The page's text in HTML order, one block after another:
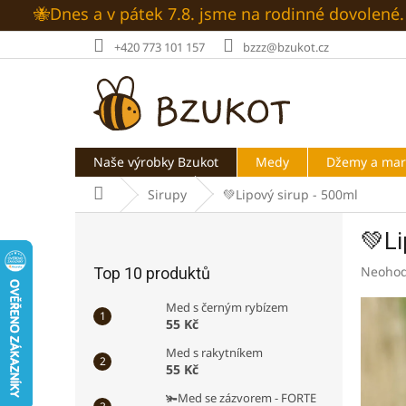
🐝Dnes a v pátek 7.8. jsme na rodinné
+420 773 101 157 bzzz@bzukot.cz
Naše výrobky Bzukot Medy Džemy a
Domů Sirupy 💚Lipový sirup - 500ml
Top 10 produktů
Med s černým rybízem
55 Kč
Med s rakytníkem
55 Kč
🫚Med se zázvorem - FORTE